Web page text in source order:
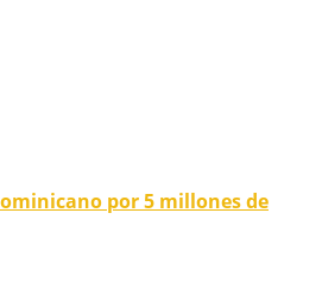
por 5 millones de